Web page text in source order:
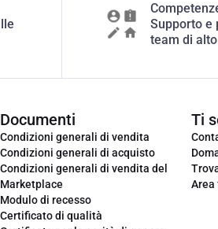
Supporto e
team di
Documenti
Condizioni generali di vendita
Condizioni generali di acquisto
Condizioni generali di vendita del
Marketplace
Modulo di recesso
Certificato di qualità
Ti
Area